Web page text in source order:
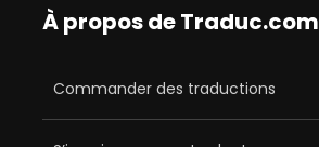
À propos de Traduc.com
Commander des traductions